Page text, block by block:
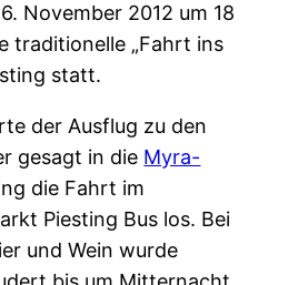
November 2012 um 18
traditionelle „Fahrt ins
statt.
der Ausflug zu den
gesagt in die Myra-
die Fahrt im
Piesting Bus los. Bei
und Wein wurde